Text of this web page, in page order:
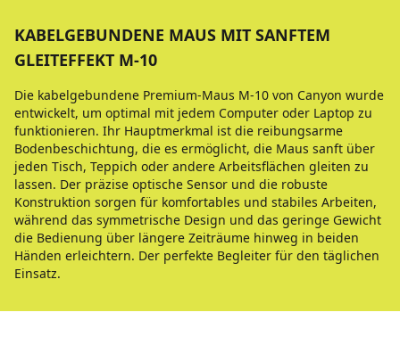
KABELGEBUNDENE MAUS MIT SANFTEM
GLEITEFFEKT M-10
Die kabelgebundene Premium-Maus M-10 von Canyon wurde
entwickelt, um optimal mit jedem Computer oder Laptop zu
funktionieren. Ihr Hauptmerkmal ist die reibungsarme
Bodenbeschichtung, die es ermöglicht, die Maus sanft über
jeden Tisch, Teppich oder andere Arbeitsflächen gleiten zu
lassen. Der präzise optische Sensor und die robuste
Konstruktion sorgen für komfortables und stabiles Arbeiten,
während das symmetrische Design und das geringe Gewicht
die Bedienung über längere Zeiträume hinweg in beiden
Händen erleichtern. Der perfekte Begleiter für den täglichen
Einsatz.